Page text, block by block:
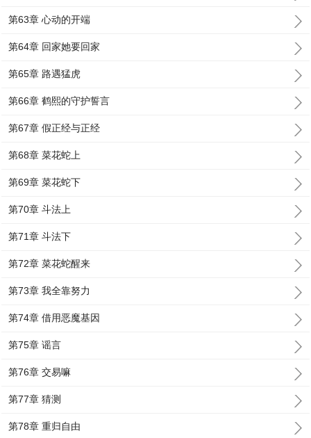
第63章 心动的开端
第64章 回家她要回家
第65章 路遇猛虎
第66章 鹤熙的守护誓言
第67章 假正经与正经
第68章 菜花蛇上
第69章 菜花蛇下
第70章 斗法上
第71章 斗法下
第72章 菜花蛇醒来
第73章 我全靠努力
第74章 借用恶魔基因
第75章 谣言
第76章 交易嘛
第77章 猜测
第78章 重归自由